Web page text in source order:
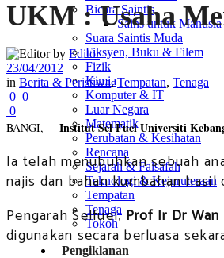
Bicara Saintis
Sains untuk Manusia
Suara Saintis Muda
Fiksyen, Buku & Filem
Fizik
Kimia
Komputer & IT
Luar Negara
Matematik
Perubatan & Kesihatan
Rencana
Sejarah & Falsafah
Teknologi & Kejuruteraan
Tempatan
Tenaga
Tokoh
Pengiklanan
UKM : Usaha
by Editor
23/04/2012
in Berita & Peristiwa,Tempatan, Tenaga
0 0
0
BANGI, – Institut Sel Fuel Universiti
Ia telah menubuhkan sebuah
najis dan bahan kumbahan hasil
Pengarah Selfuel, Prof Ir Dr Wan
digunakan secara berluasa